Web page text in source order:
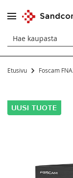
Etusivu Foscam
Siirry
kuvagallerian